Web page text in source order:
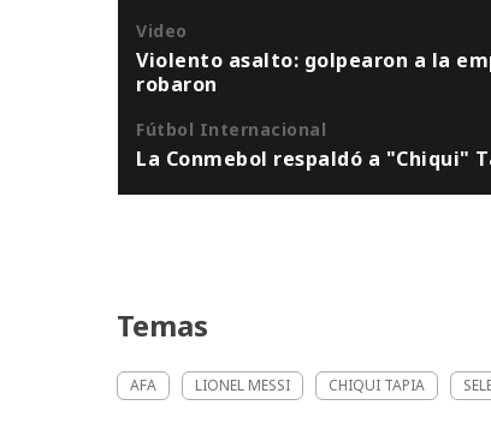
Video
Violento asalto: golpearon a la
robaron
Fútbol Internacional
La Conmebol respaldó a "Chiqui"
Temas
AFA LIONEL MESSI CHIQUI TAPIA